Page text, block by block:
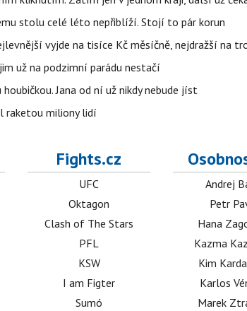
stolu celé léto nepřiblíží. Stojí to pár korun
vyjde na tisíce Kč měsíčně, nejdražší na
už na podzimní parádu nestačí
Jana od ní už nikdy nebude jíst
raketou miliony lidí
Fights.cz
UFC
Oktagon
Clash of The Stars
PFL
KSW
I am Figter
Sumó
Andrej
Petr
Hana
Kazma
Kim
Karlos
Marek